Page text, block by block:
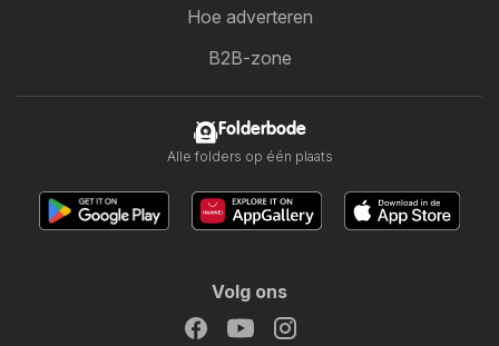
Hoe adverteren
B2B-zone
Folderbode
Alle folders op één plaats
Volg ons